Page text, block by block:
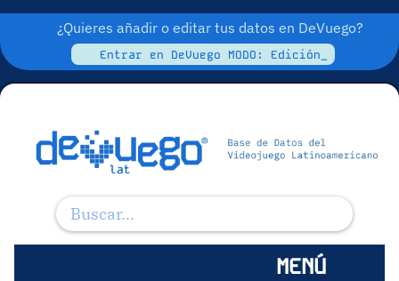
¿Quieres añadir o editar tus datos en DeVuego?
Entrar en DeVuego MODO: Edición_
MENÚ